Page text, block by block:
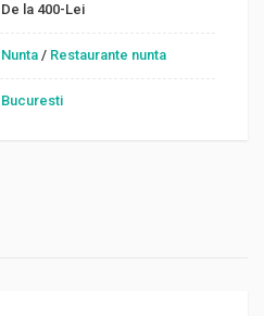
De la 400-Lei
Nunta / Restaurante nunta
Bucuresti